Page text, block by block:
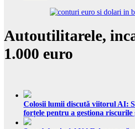
Autoutilitarele,
1.000 euro
Colosii lumii discută viitorul AI:
forțele pentru a gestiona riscurile